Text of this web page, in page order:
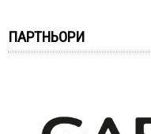
ПАРТНЬОРИ